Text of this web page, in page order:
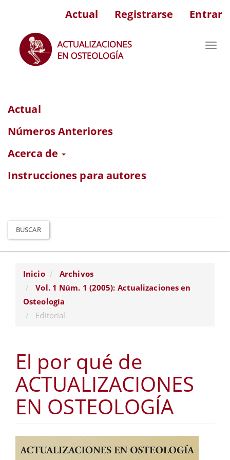
Contenido
principal
Barra
Actual Registrarse Entrar
Actual
Números Anteriores
Acerca de
Instrucciones para autores
BUSCAR
Inicio
Archivos
Vol. 1 Núm. 1 (2005): Actualizaciones en
Osteología
Editorial
El por qué de
ACTUALIZACIONES
EN OSTEOLOGÍA
Barra
lateral